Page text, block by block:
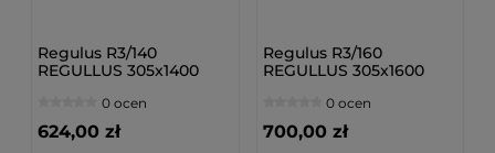
Regulus R3/140
REGULLUS 305x1400
bocznozasilany
0 ocen
624,00 zł
Regulus R3/160
REGULLUS 305x1600
bocznozasilany
0 ocen
700,00 zł